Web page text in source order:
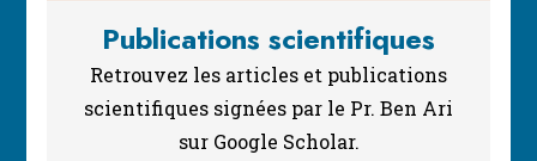
Publications scientifiques
Retrouvez les articles et publications
scientifiques signées par le Pr. Ben Ari
sur Google Scholar.